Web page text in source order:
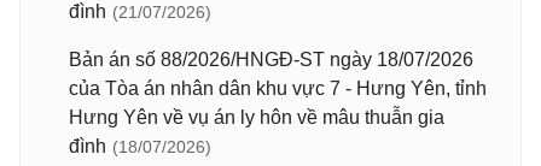
đình (21/07/2026)
Bản án số 88/2026/HNGĐ-ST ngày 18/07/2026
của Tòa án nhân dân khu vực 7 - Hưng Yên, tỉnh
Hưng Yên về vụ án ly hôn về mâu thuẫn gia
đình (18/07/2026)